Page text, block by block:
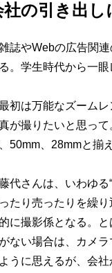
社の引き出し
誌やWebの広告関連
。学生時代から一
最初は万能なズーム
が撮りたいと思っ
50mm、28mmと揃
代さんは、いわゆる
たり売ったりを繰
に撮影係となる。
ない場合は、カメ
うに思えるが、会